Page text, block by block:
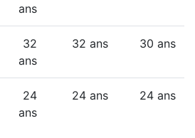
ans
32
ans
32 ans 30 ans
24
ans
24 ans 24 ans